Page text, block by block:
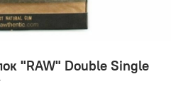
"RAW" Double Single